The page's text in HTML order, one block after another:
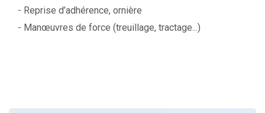
- Reprise d’adhérence, ornière
- Manœuvres de force (treuillage, tractage...)